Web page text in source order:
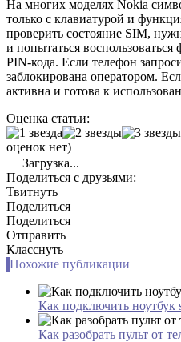
На многих моделях Nokia
только с клавиатурой и
проверить состояние SIM,
и попытаться
PIN-кода. Если телефон
заблокирована оператором.
активна и готова к
Оценка статьи:
оценок нет)
Загрузка...
Поделиться с друзьями:
Твитнуть
Поделиться
Поделиться
Отправить
Класснуть
Похожие публикации
Как подключить ноутбук
Как разобрать пульт от